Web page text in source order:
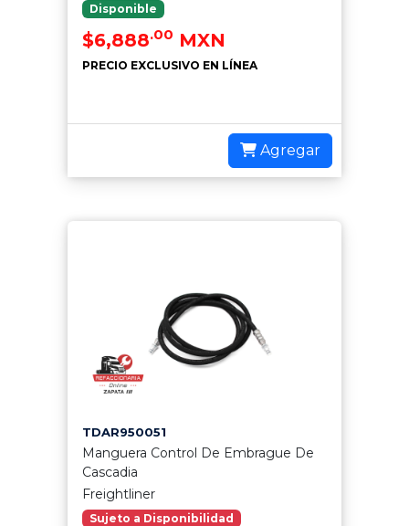
Disponible
$6,888.00 MXN
PRECIO EXCLUSIVO EN LÍNEA
Agregar
TDAR950051
Manguera Control De Embrague De
Cascadia
Freightliner
Sujeto a Disponibilidad